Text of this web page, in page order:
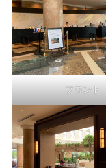
フロント